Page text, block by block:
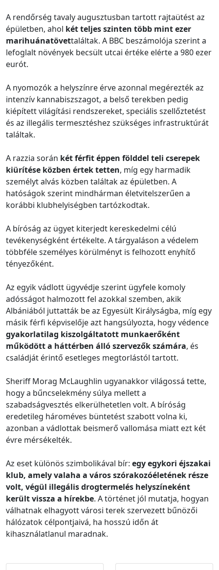
A rendőrség tavaly augusztusban tartott rajtaütést az
épületben, ahol két teljes szinten több mint ezer
marihuánatövettaláltak. A BBC beszámolója szerint a
lefoglalt növények becsült utcai értéke elérte a 980 ezer
eurót.
A nyomozók a helyszínre érve azonnal megérezték az
intenzív kannabiszszagot, a belső terekben pedig
kiépített világítási rendszereket, speciális szellőztetést
és az illegális termesztéshez szükséges infrastruktúrát
találtak.
A razzia során két férfit éppen földdel teli cserepek
kiürítése közben értek tetten, míg egy harmadik
személyt alvás közben találtak az épületben. A
hatóságok szerint mindhárman életvitelszerűen a
korábbi klubhelyiségben tartózkodtak.
A bíróság az ügyet kiterjedt kereskedelmi célú
tevékenységként értékelte. A tárgyaláson a védelem
többféle személyes körülményt is felhozott enyhítő
tényezőként.
Az egyik vádlott ügyvédje szerint ügyfele komoly
adósságot halmozott fel azokkal szemben, akik
Albániából juttatták be az Egyesült Királyságba, míg egy
másik férfi képviselője azt hangsúlyozta, hogy védence
gyakorlatilag kiszolgáltatott munkaerőként
működött a háttérben álló szervezők számára, és
családját érintő esetleges megtorlástól tartott.
Sheriff Morag McLaughlin ugyanakkor világossá tette,
hogy a bűncselekmény súlya mellett a
szabadságvesztés elkerülhetetlen volt. A bíróság
eredetileg hároméves büntetést szabott volna ki,
azonban a vádlottak beismerő vallomása miatt ezt két
évre mérsékelték.
Az eset különös szimbolikával bír: egy egykori éjszakai
klub, amely valaha a város szórakozóéletének része
volt, végül illegális drogtermelés helyszíneként
került vissza a hírekbe. A történet jól mutatja, hogyan
válhatnak elhagyott városi terek szervezett bűnözői
hálózatok célpontjaivá, ha hosszú időn át
kihasználatlanul maradnak.